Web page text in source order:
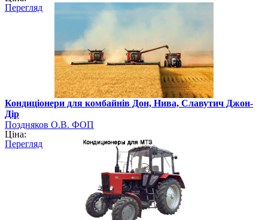
Перегляд
Кондиціонери для комбайнів Дон, Нива, Славутич Джон-
Дір
Поздняков О.В. ФОП
Ціна:
Перегляд